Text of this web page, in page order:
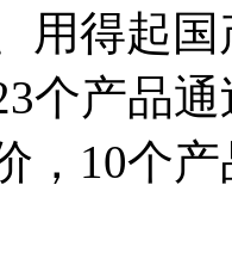
、用得
23个产品
，10个